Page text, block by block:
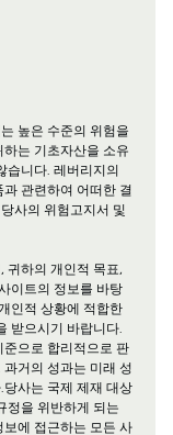
높은 수준의 위험을
는 기초자산을 소유
습니다. 레버리지의
관련하여 어떠한 결
사의 위험고지서 및
귀하의 개인적 목표,
이트의 정보를 바탕
인적 상황에 적합한
받으시기 바랍니다.
준으로 합리적으로 판
거의 성과는 미래 성
사는 국제 제재 대상
정을 위반하게 되는
에 접근하는 모든 사